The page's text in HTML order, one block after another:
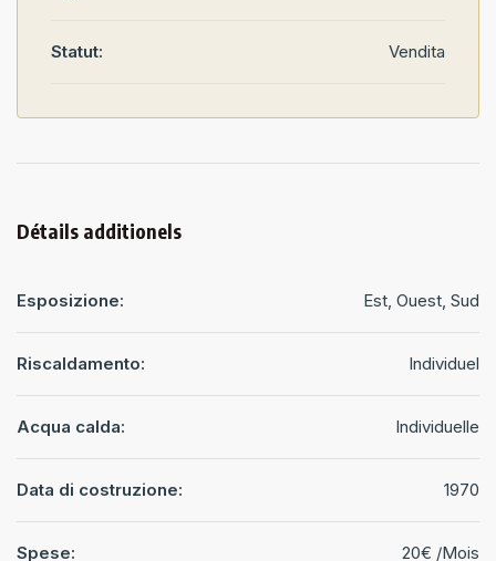
Statut: Vendita
Détails additionels
Esposizione: Est, Ouest, Sud
Riscaldamento: Individuel
Acqua calda: Individuelle
Data di costruzione: 1970
Spese: 20€ /Mois